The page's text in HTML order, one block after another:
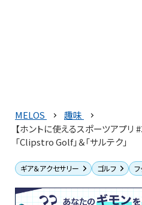
MELOS
趣味
【ホントに使えるスポーツアプリ
「Clipstro Golf」＆「サルテク」
ギア＆アクセサリー ゴルフ フ